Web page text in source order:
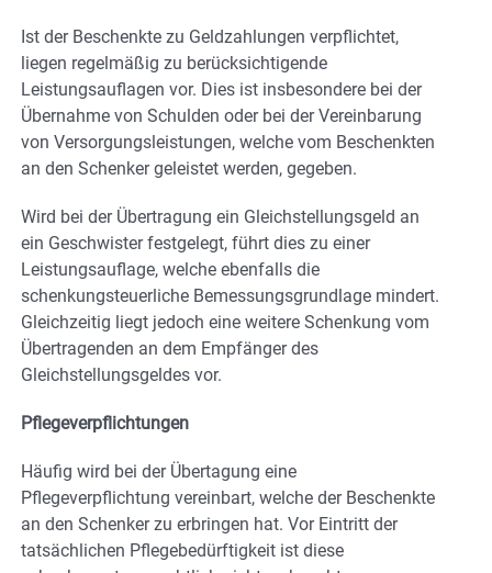
Ist der Beschenkte zu Geldzahlungen verpflichtet,
liegen regelmäßig zu berücksichtigende
Leistungsauflagen vor. Dies ist insbesondere bei der
Übernahme von Schulden oder bei der Vereinbarung
von Versorgungsleistungen, welche vom Beschenkten
an den Schenker geleistet werden, gegeben.
Wird bei der Übertragung ein Gleichstellungsgeld an
ein Geschwister festgelegt, führt dies zu einer
Leistungsauflage, welche ebenfalls die
schenkungsteuerliche Bemessungsgrundlage mindert.
Gleichzeitig liegt jedoch eine weitere Schenkung vom
Übertragenden an dem Empfänger des
Gleichstellungsgeldes vor.
Pflegeverpflichtungen
Häufig wird bei der Übertagung eine
Pflegeverpflichtung vereinbart, welche der Beschenkte
an den Schenker zu erbringen hat. Vor Eintritt der
tatsächlichen Pflegebedürftigkeit ist diese